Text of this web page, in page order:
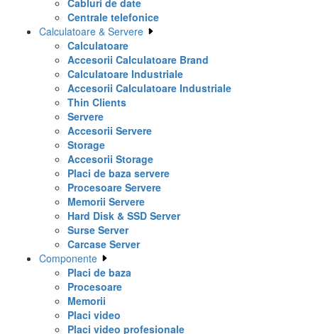
Cabluri de date
Centrale telefonice
Calculatoare & Servere
Calculatoare
Accesorii Calculatoare Brand
Calculatoare Industriale
Accesorii Calculatoare Industriale
Thin Clients
Servere
Accesorii Servere
Storage
Accesorii Storage
Placi de baza servere
Procesoare Servere
Memorii Servere
Hard Disk & SSD Server
Surse Server
Carcase Server
Componente
Placi de baza
Procesoare
Memorii
Placi video
Placi video profesionale